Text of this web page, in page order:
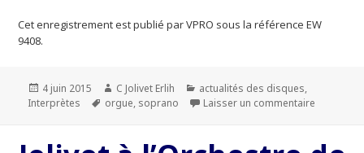
Cet enregistrement est publié par VPRO sous la référence EW
9408.
Publié
le
4 juin 2015 Auteur
C Jolivet Erlih Catégories
actualités des disques,
Interprètes
Mots-
orgue, soprano Laisser un commentaire